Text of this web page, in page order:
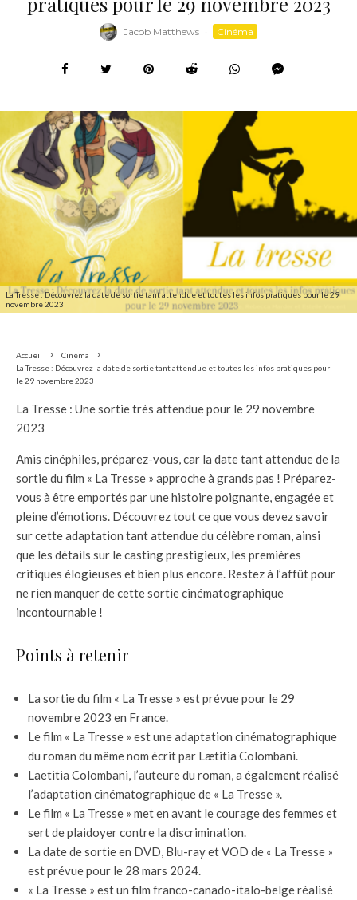
Jacob Matthews · Cinéma
La Tresse : Découvrez la date de sortie tant attendue et toutes les infos pratiques pour le 29
novembre 2023
Accueil
Cinéma
La Tresse : Découvrez la date de sortie tant attendue et toutes les infos pratiques pour
le 29 novembre 2023
La Tresse : Une sortie très attendue pour le 29 novembre
2023
Amis cinéphiles, préparez-vous, car la date tant attendue de la
sortie du film « La Tresse » approche à grands pas ! Préparez-
vous à être emportés par une histoire poignante, engagée et
pleine d’émotions. Découvrez tout ce que vous devez savoir
sur cette adaptation tant attendue du célèbre roman, ainsi
que les détails sur le casting prestigieux, les premières
critiques élogieuses et bien plus encore. Restez à l’affût pour
ne rien manquer de cette sortie cinématographique
incontournable !
Points à retenir
La sortie du film « La Tresse » est prévue pour le 29
novembre 2023 en France.
Le film « La Tresse » est une adaptation cinématographique
du roman du même nom écrit par Lætitia Colombani.
Laetitia Colombani, l’auteure du roman, a également réalisé
l’adaptation cinématographique de « La Tresse ».
Le film « La Tresse » met en avant le courage des femmes et
sert de plaidoyer contre la discrimination.
La date de sortie en DVD, Blu-ray et VOD de « La Tresse »
est prévue pour le 28 mars 2024.
« La Tresse » est un film franco-canado-italo-belge réalisé